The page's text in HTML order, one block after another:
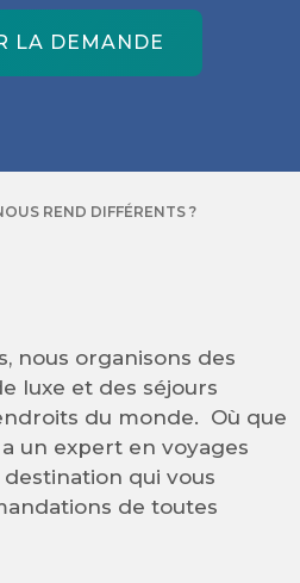
LA DEMANDE
REND DIFFÉRENTS ?
nous organisons des
luxe et des séjours
du monde. Où que
un expert en voyages
qui vous
de toutes